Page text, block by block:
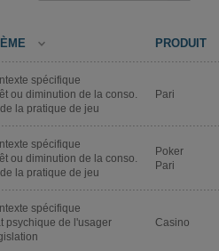
PRODUIT
spécifique
ou diminution de la conso.
la pratique de jeu
Pari
spécifique
ou diminution de la conso.
la pratique de jeu
Poker
Pari
spécifique
psychique de l'usager
Casino